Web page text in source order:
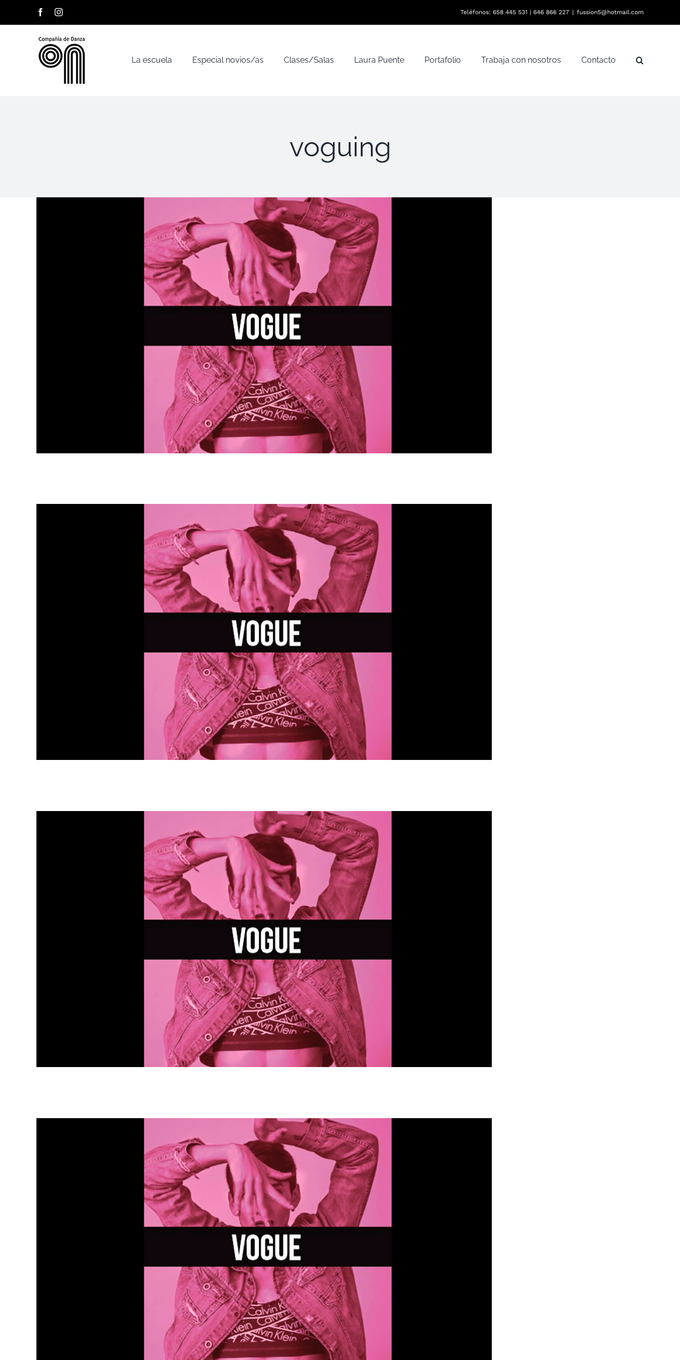
FacebookInstagram Teléfonos: 658 445 531 | 646 866 227 | fussion5@hotmail.com
La escuela Especial novios/as Clases/Salas Laura Puente Portafolio Trabaja con nosotros Contacto
voguing